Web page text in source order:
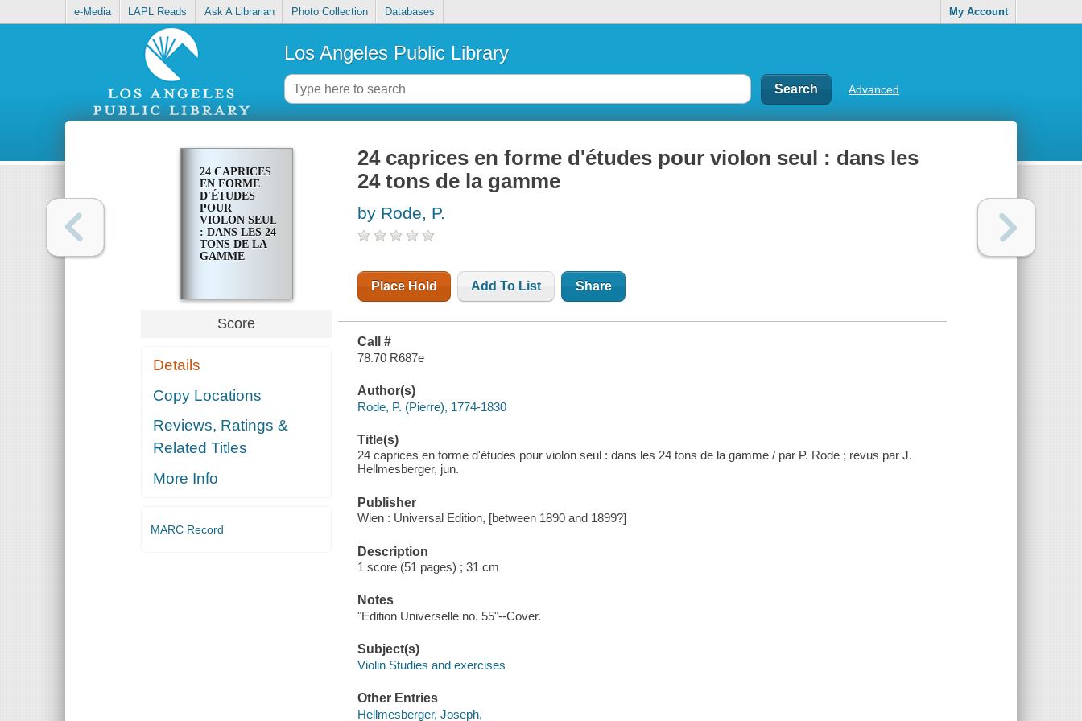
e-Media LAPL Reads Ask A Librarian Photo Collection Databases My Account
Los Angeles Public Library
Advanced
24 CAPRICES
EN FORME
D'ÉTUDES
POUR
VIOLON SEUL
: DANS LES 24
TONS DE LA
GAMME
Score
Details
Copy Locations
Reviews, Ratings &
Related Titles
More Info
MARC Record
24 caprices en forme d'études pour violon seul : dans les
24 tons de la gamme
by Rode, P.
Place Hold Add To List Share
Call #
78.70 R687e
Author(s)
Rode, P. (Pierre), 1774-1830
Title(s)
24 caprices en forme d'études pour violon seul : dans les 24 tons de la gamme / par P. Rode ; revus par J.
Hellmesberger, jun.
Publisher
Wien : Universal Edition, [between 1890 and 1899?]
Description
1 score (51 pages) ; 31 cm
Notes
"Edition Universelle no. 55"--Cover.
Subject(s)
Violin Studies and exercises
Other Entries
Hellmesberger, Joseph,